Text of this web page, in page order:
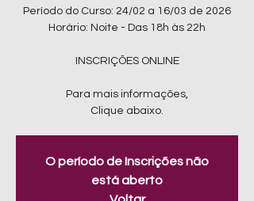
Período do Curso: 24/02 a 16/03 de 2026
Horário: Noite - Das 18h às 22h
INSCRIÇÕES ONLINE
Para mais informações,
Clique abaixo.
O período de Inscrições não
está aberto